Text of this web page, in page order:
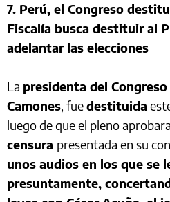
7. Perú, el Congreso
Fiscalía busca destituir al
adelantar las elecciones
La presidenta del
Camones, fuedestituida
luego de que el pleno
censura presentada en su
unos audios en los que se
presuntamente,